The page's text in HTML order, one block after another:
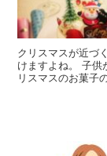
クリスマスが近づ
けますよね。 子供
リスマスのお菓子